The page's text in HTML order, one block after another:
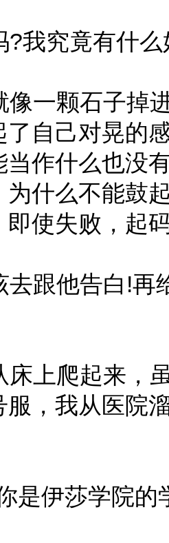
我究竟有什么
一颗石子掉
了自己对晃的
当作什么也没
为什么不能鼓
即使失败，起
跟他告白!再
上爬起来，
服，我从医院
是伊莎学院的